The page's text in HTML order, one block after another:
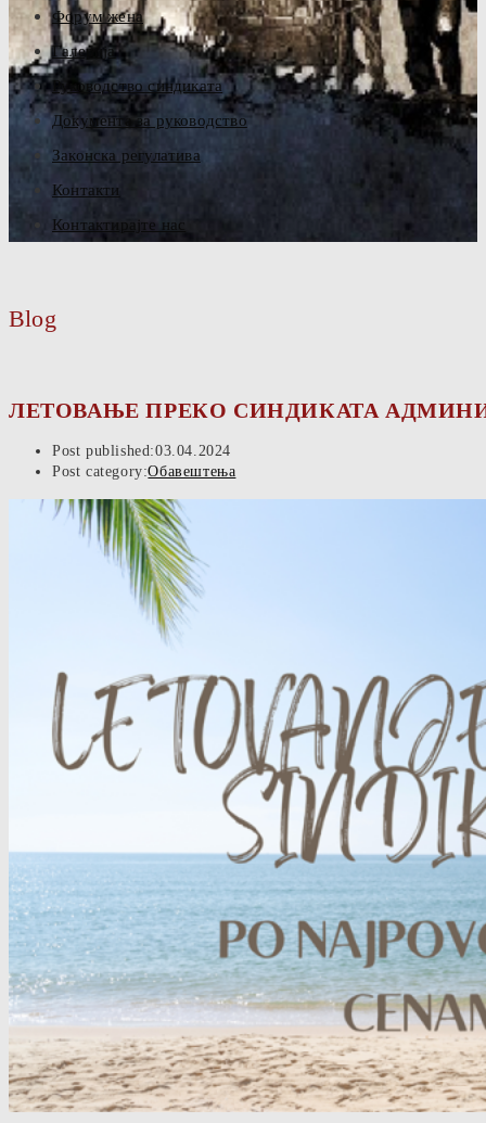
Форум жена
Галерија
Руководство синдиката
Документа за руководство
Законска регулатива
Контакти
Контактирајте нас
Blog
ЛЕТОВАЊЕ ПРЕКО СИНДИКАТА
Post published:03.04.2024
Post category:Обавештења